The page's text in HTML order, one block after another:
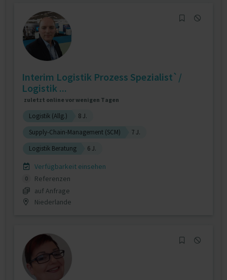
Interim Logistik Prozess Spezialist`/
Logistik ...
zuletzt online vor wenigen Tagen
Logistik (Allg.)
8 J.
Supply-Chain-Management (SCM)
7 J.
Logistik Beratung
6 J.
Verfügbarkeit einsehen
0
Referenzen
auf Anfrage
Niederlande